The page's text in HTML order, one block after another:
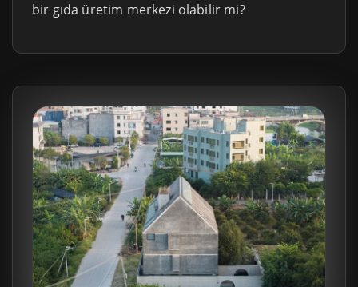
bir gıda üretim merkezi olabilir mi?